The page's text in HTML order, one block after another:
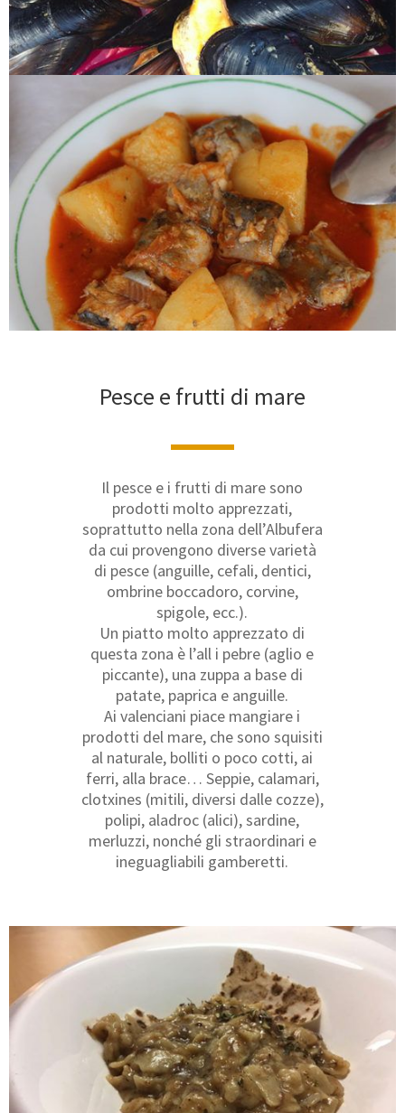
Pesce e frutti di mare
Il pesce e i frutti di mare sono
prodotti molto apprezzati,
soprattutto nella zona dell’Albufera
da cui provengono diverse varietà
di pesce (anguille, cefali, dentici,
ombrine boccadoro, corvine,
spigole, ecc.).
Un piatto molto apprezzato di
questa zona è l’all i pebre (aglio e
piccante), una zuppa a base di
patate, paprica e anguille.
Ai valenciani piace mangiare i
prodotti del mare, che sono squisiti
al naturale, bolliti o poco cotti, ai
ferri, alla brace… Seppie, calamari,
clotxines (mitili, diversi dalle cozze),
polipi, aladroc (alici), sardine,
merluzzi, nonché gli straordinari e
ineguagliabili gamberetti.